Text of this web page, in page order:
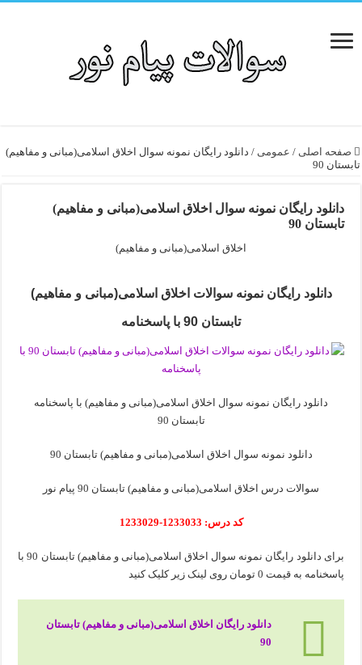
صفحه اصلی / عمومی / دانلود رایگان نمونه سوال اخلاق اسلامی(مبانی و مفاهیم)
تابستان 90
دانلود رایگان نمونه سوال اخلاق اسلامی(مبانی و مفاهیم)
تابستان 90
اخلاق اسلامی(مبانی و مفاهیم)
دانلود رایگان نمونه سوالات اخلاق اسلامی(مبانی و مفاهیم)
تابستان 90 با پاسخنامه
دانلود رایگان نمونه سوال اخلاق اسلامی(مبانی و مفاهیم) با پاسخنامه
تابستان 90
دانلود نمونه سوال اخلاق اسلامی(مبانی و مفاهیم) تابستان 90
سوالات درس اخلاق اسلامی(مبانی و مفاهیم) تابستان 90 پیام نور
کد درس: 1233033-1233029
برای دانلود رایگان نمونه سوال اخلاق اسلامی(مبانی و مفاهیم) تابستان 90 با
پاسخنامه به قیمت 0 تومان روی لینک زیر کلیک کنید
دانلود رایگان اخلاق اسلامی(مبانی و مفاهیم) تابستان
90